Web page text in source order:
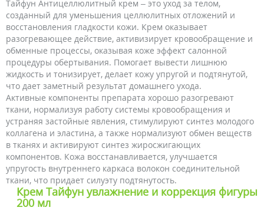
Тайфун Антицеллюлитный крем – это уход за телом,
созданный для уменьшения целлюлитных отложений и
восстановления гладкости кожи. Крем оказывает
разогревающее действие, активизирует кровообращение и
обменные процессы, оказывая коже эффект салонной
процедуры обертывания. Помогает вывести лишнюю
жидкость и тонизирует, делает кожу упругой и подтянутой,
что дает заметный результат домашнего ухода.
Активные компоненты препарата хорошо разогревают
ткани, нормализуя работу системы кровообращения и
устраняя застойные явления, стимулируют синтез молодого
коллагена и эластина, а также нормализуют обмен веществ
в тканях и активируют синтез жиросжигающих
компонентов. Кожа восстанавливается, улучшается
упругость внутреннего каркаса волокон соединительной
ткани, что придает силуэту подтянутость.
Крем Тайфун увлажнение и коррекция фигуры
200 мл